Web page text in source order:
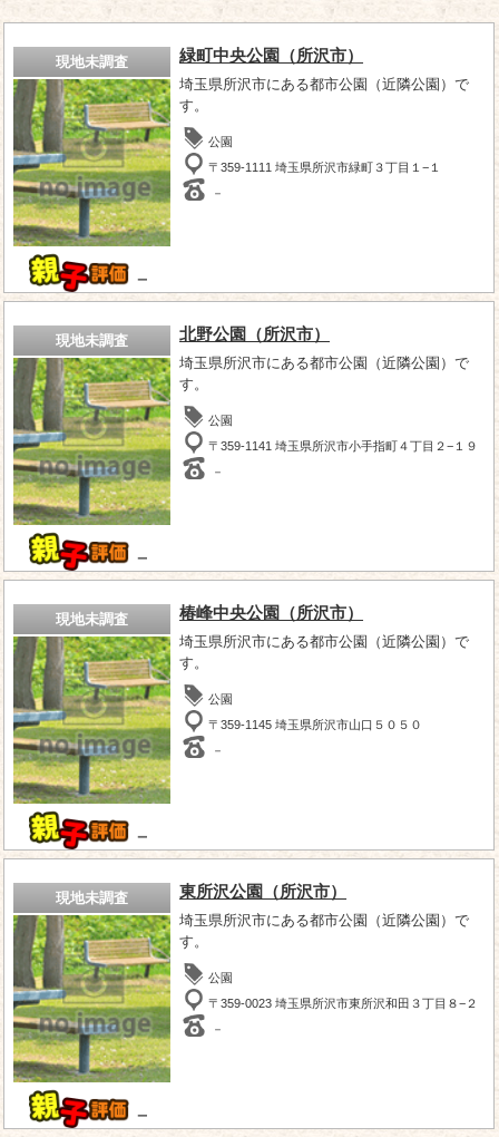
現地未調査
－
緑町中央公園（所沢市）
埼玉県所沢市にある都市公園（近隣公園）で
す。
公園
〒359-1111 埼玉県所沢市緑町３丁目１−１
－
現地未調査
－
北野公園（所沢市）
埼玉県所沢市にある都市公園（近隣公園）で
す。
公園
〒359-1141 埼玉県所沢市小手指町４丁目２−１９
－
現地未調査
－
椿峰中央公園（所沢市）
埼玉県所沢市にある都市公園（近隣公園）で
す。
公園
〒359-1145 埼玉県所沢市山口５０５０
－
現地未調査
－
東所沢公園（所沢市）
埼玉県所沢市にある都市公園（近隣公園）で
す。
公園
〒359-0023 埼玉県所沢市東所沢和田３丁目８−２
－